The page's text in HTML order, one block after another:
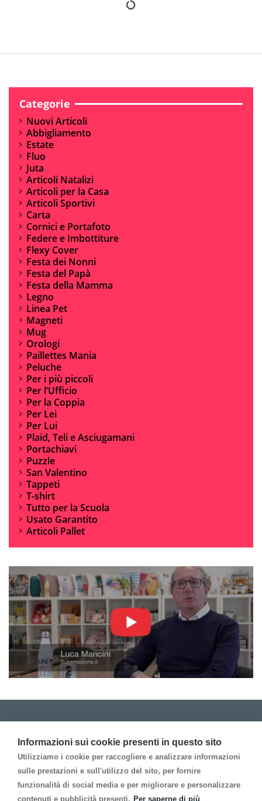
Informazioni sui cookie presenti in questo sito
Utilizziamo i cookie per raccogliere e analizzare informazioni
sulle prestazioni e sull'utilizzo del sito, per fornire
funzionalità di social media e per migliorare e personalizzare
contenuti e pubblicità presenti. Per saperne di più
Categorie
Nuovi Articoli
Abbigliamento
Estate
Fluo
Juta
Articoli Natalizi
Articoli per la Casa
Articoli Sportivi
Carta
Cornici e Portafoto
Federe e Imbottiture
Flexy Cover
Festa dei Nonni
Festa del Papà
Festa della Mamma
Legno
Linea Pet
Magneti
Mug
Orologi
Paillettes Mania
Peluche
Per i più piccoli
Per l’Ufficio
Per la Coppia
Per Lei
Per Lui
Plaid, Teli e Asciugamani
Portachiavi
Puzzle
San Valentino
Tappeti
T-shirt
Tutto per la Scuola
Usato Garantito
Articoli Pallet
Prodotti
Account
Informazion Legali